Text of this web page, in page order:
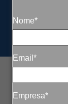
Nome*
Email*
Empresa*